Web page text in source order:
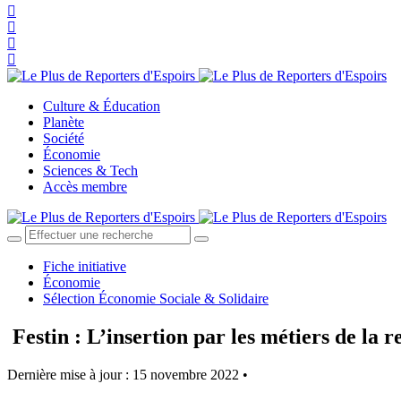
Culture & Éducation
Planète
Société
Économie
Sciences & Tech
Accès membre
Fiche initiative
Économie
Sélection Économie Sociale & Solidaire
Festin : L’insertion par les métiers de la
Dernière mise à jour : 15 novembre 2022 •